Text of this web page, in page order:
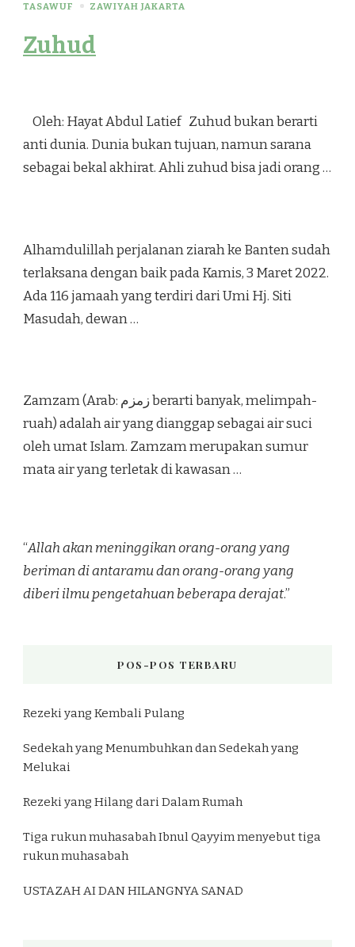
TASAWUF
ZAWIYAH JAKARTA
Zuhud
Oleh: Hayat Abdul Latief Zuhud bukan berarti
anti dunia. Dunia bukan tujuan, namun sarana
sebagai bekal akhirat. Ahli zuhud bisa jadi orang …
Alhamdulillah perjalanan ziarah ke Banten sudah
terlaksana dengan baik pada Kamis, 3 Maret 2022.
Ada 116 jamaah yang terdiri dari Umi Hj. Siti
Masudah, dewan …
Zamzam (Arab: زمزم‎ berarti banyak, melimpah-
ruah) adalah air yang dianggap sebagai air suci
oleh umat Islam. Zamzam merupakan sumur
mata air yang terletak di kawasan …
“Allah akan meninggikan orang-orang yang
beriman di antaramu dan orang-orang yang
diberi ilmu pengetahuan beberapa derajat.”
POS-POS TERBARU
Rezeki yang Kembali Pulang
Sedekah yang Menumbuhkan dan Sedekah yang
Melukai
Rezeki yang Hilang dari Dalam Rumah
Tiga rukun muhasabah Ibnul Qayyim menyebut tiga
rukun muhasabah
USTAZAH AI DAN HILANGNYA SANAD